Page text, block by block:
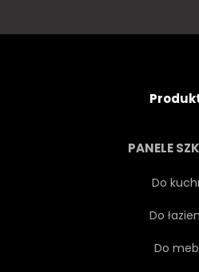
ARENA
KAUKASKI
PANELE
Do
Do
Do